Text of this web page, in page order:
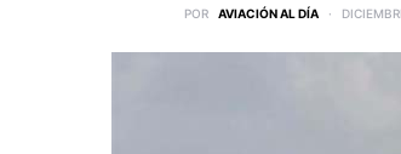
POR AVIACIÓN AL DÍA